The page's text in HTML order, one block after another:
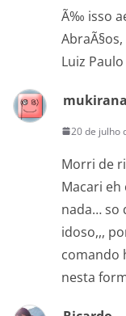
Ã‰ isso
AbraÃ§os,
Luiz Paulo
20 de julho
Morri de
Macari
nada… so
idoso,,,
comando
nesta